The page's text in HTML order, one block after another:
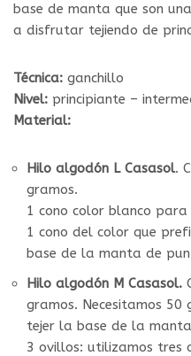
base de manta que son
a disfrutar tejiendo de
Técnica: ganchillo
Nivel: principiante –
Material:
Hilo algodón L Casasol.
gramos.
1 cono color blanco para
1 cono del color que
base de la manta de
Hilo algodón M Casasol.
gramos. Necesitamos
tejer la base de la
3 ovillos: utilizamos tres